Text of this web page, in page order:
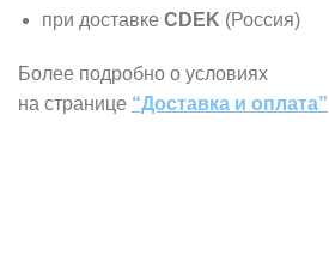
при доставке CDEK (Россия)
Более подробно о условиях
на странице “Доставка и оплата”